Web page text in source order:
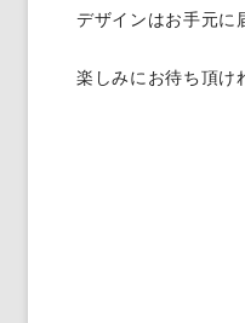
デザインはお手元に
楽しみにお待ち頂け